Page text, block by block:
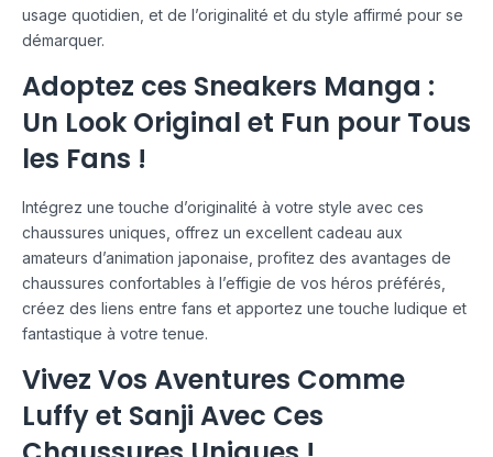
usage quotidien, et de l’originalité et du style affirmé pour se
démarquer.
Adoptez ces Sneakers Manga :
Un Look Original et Fun pour Tous
les Fans !
Intégrez une touche d’originalité à votre style avec ces
chaussures uniques, offrez un excellent cadeau aux
amateurs d’animation japonaise, profitez des avantages de
chaussures confortables à l’effigie de vos héros préférés,
créez des liens entre fans et apportez une touche ludique et
fantastique à votre tenue.
Vivez Vos Aventures Comme
Luffy et Sanji Avec Ces